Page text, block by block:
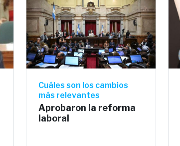
Cuáles son los cambios
más relevantes
Aprobaron la reforma
laboral